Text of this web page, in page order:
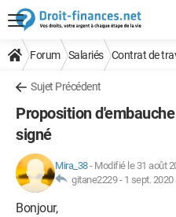
Forum Salariés Contrat de
Sujet Précédent
Proposition
signé
Mira_38- Modifié le 31 août
gitane2229 - 1 sept. 2020
Bonjour,